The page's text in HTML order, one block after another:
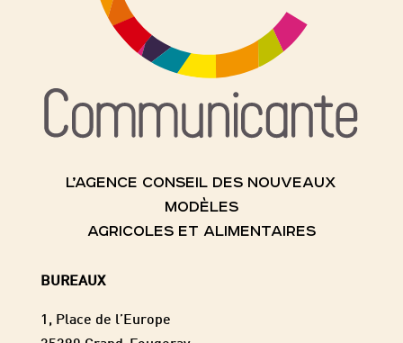
L’AGENCE CONSEIL DES NOUVEAUX
MODÈLES
AGRICOLES ET ALIMENTAIRES
BUREAUX
1, Place de l’Europe